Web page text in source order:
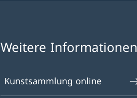
Weitere Informationen
Kunstsammlung online